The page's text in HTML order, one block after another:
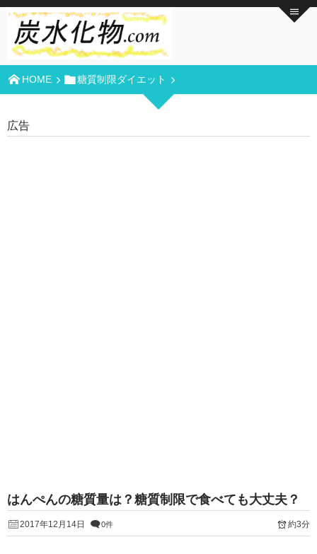
HOME 糖質制限ダイエット
広告
はんぺんの糖質量は？糖質制限で食べても大丈夫？
2017年12月14日 0件 約3分